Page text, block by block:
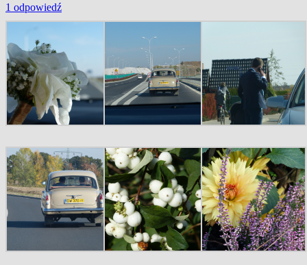
1 odpowiedź